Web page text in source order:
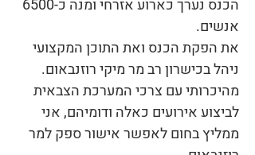
הכנס נערך כארוע אזרחי ומנה כ-6500
אנשים.
את הפקת הכנס ואת התוכן המקצועי
ניהל בכישרון רב מר מיקי רוזנבאום.
מהיכרותי עם צרכי המערכת הצבאית
לביצוע אירועים כאלה ודומיהם, אני
ממליץ בחום לאפשר אישור ספק למר